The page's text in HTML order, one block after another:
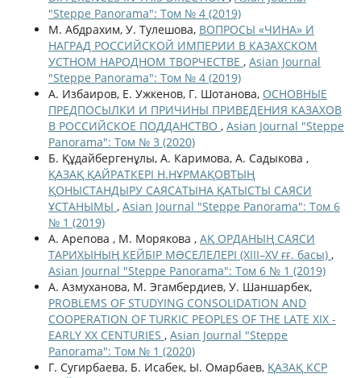
"Steppe Panorama": Том № 4 (2019)
М. Абдрахим, У. Тулешова, ВОПРОСЫ «ЧИНА» И
НАГРАД РОССИЙСКОЙ ИМПЕРИИ В КАЗАХСКОМ
УСТНОМ НАРОДНОМ ТВОРЧЕСТВЕ , Asian Journal
"Steppe Panorama": Том № 4 (2019)
А. Избаиров, Е. Ужкенов, Г. Шотанова, ОСНОВНЫЕ
ПРЕДПОСЫЛКИ И ПРИЧИНЫ ПРИВЕДЕНИЯ КАЗАХОВ
В РОССИЙСКОЕ ПОДДАНСТВО , Asian Journal "Steppe
Panorama": Том № 3 (2020)
Б. Құдайбергенұлы, А. Каримова, А. Садыкова ,
ҚАЗАҚ ҚАЙРАТКЕРІ Н.НҰРМАҚОВТЫҢ
ҚОНЫСТАНДЫРУ САЯСАТЫНА ҚАТЫСТЫ САЯСИ
ҰСТАНЫМЫ , Asian Journal "Steppe Panorama": Том 6
№ 1 (2019)
А. Арепова , М. Морякова , АҚ ОРДАНЫҢ САЯСИ
ТАРИХЫНЫҢ КЕЙБІР МƏСЕЛЕЛЕРІ (XIII–XV ғғ. басы) ,
Asian Journal "Steppe Panorama": Том 6 № 1 (2019)
А. Азмуханова, М. Эгамбердиев, У. Шаншарбек,
PROBLEMS OF STUDYING CONSOLIDATION AND
COOPERATION OF TURKIC PEOPLES OF THE LATE XIX -
EARLY XX CENTURIES , Asian Journal "Steppe
Panorama": Том № 1 (2020)
Г. Сугирбаева, Б. Исабек, Ы. Омарбаев, ҚАЗАҚ КСР